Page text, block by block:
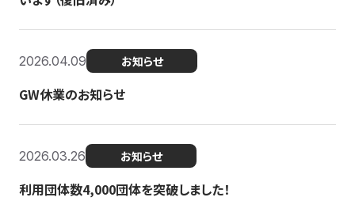
2026.04.09 お知らせ
GW休業のお知らせ
2026.03.26 お知らせ
利用団体数4,000団体を突破しました！